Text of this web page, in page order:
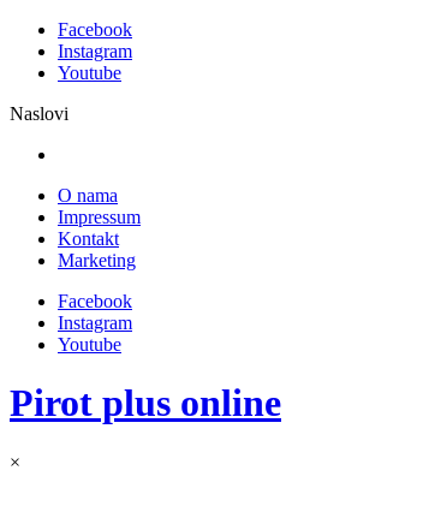
Facebook
Instagram
Youtube
Naslovi
O nama
Impressum
Kontakt
Marketing
Facebook
Instagram
Youtube
Pirot plus online
×